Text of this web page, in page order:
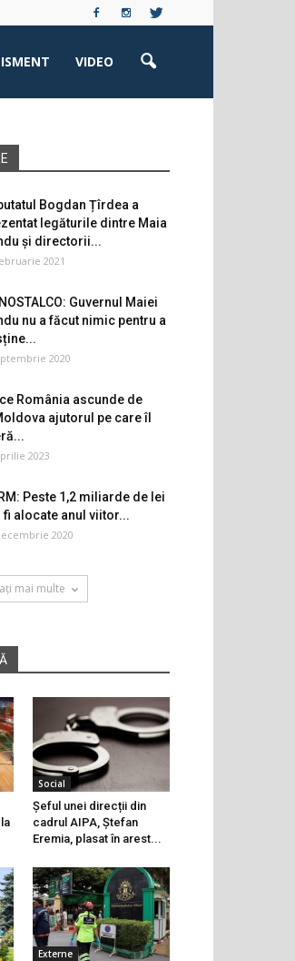
VIDEO
Bogdan Țîrdea a
legăturile dintre Maia
și directorii...
2021
Guvernul Maiei
nu a făcut nimic pentru a
2020
ce România ascunde de
ajutorul pe care îl
2023
Peste 1,2 miliarde de lei
fi alocate anul viitor...
2020
mai multe
Social
Șeful unei direcții din
cadrul AIPA, Ștefan
Eremia, plasat în arest...
Externe